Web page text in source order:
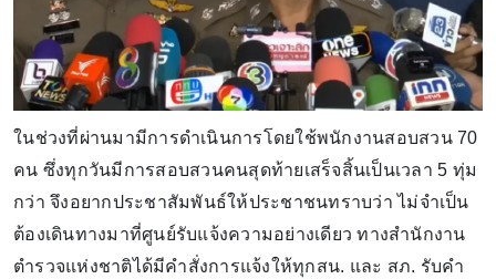
ในช่วงที่ผ่านมามีการดำเนินการโดยใช้พนักงานสอบสวน 70
คน ซึ่งทุกวันมีการสอบสวนคนสุดท้ายเสร็จสิ้นเป็นเวลา 5 ทุ่ม
กว่า จึงอยากประชาสัมพันธ์ให้ประชาชนทราบว่า ไม่จำเป็น
ต้องเดินทางมาที่ศูนย์รับแจ้งความอย่างเดียว ทางสำนักงาน
ตำรวจแห่งชาติได้มีคำสั่งการแจ้งให้ทุกสน. และ สภ. รับคำ